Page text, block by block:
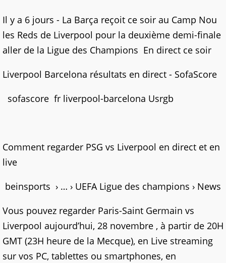
Il y a 6 jours - La Barça reçoit ce soir au Camp Nou
les Reds de Liverpool pour la deuxième demi-finale
aller de la Ligue des Champions En direct ce soir
Liverpool Barcelona résultats en direct - SofaScore
sofascore fr liverpool-barcelona Usrgb
Comment regarder PSG vs Liverpool en direct et en
live
beinsports › … › UEFA Ligue des champions › News
Vous pouvez regarder Paris-Saint Germain vs
Liverpool aujourd’hui, 28 novembre , à partir de 20H
GMT (23H heure de la Mecque), en Live streaming
sur vos PC, tablettes ou smartphones, en